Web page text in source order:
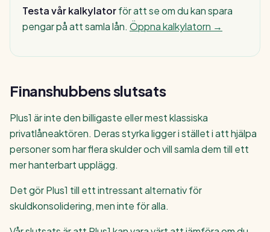
Testa vår kalkylatorför att se om du kan spara
pengar på att samla lån. Öppna kalkylatorn →
Finanshubbens slutsats
Plus1 är inte den billigaste eller mest klassiska
privatlåneaktören. Deras styrka ligger i stället i att hjälpa
personer som har flera skulder och vill samla dem till ett
mer hanterbart upplägg.
Det gör Plus1 till ett intressant alternativ för
skuldkonsolidering, men inte för alla.